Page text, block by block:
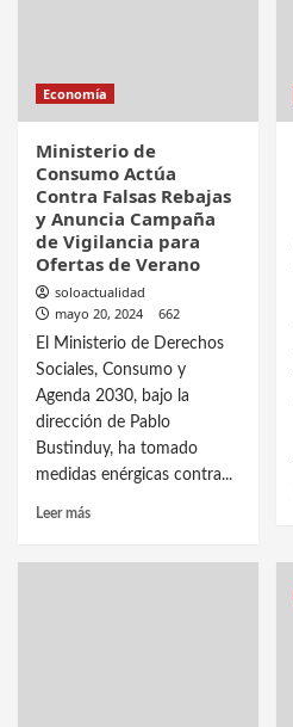
Economía
Ministerio de
Consumo Actúa
Contra Falsas Rebajas
y Anuncia Campaña
de Vigilancia para
Ofertas de Verano
soloactualidad
mayo 20, 2024
662
El Ministerio de Derechos
Sociales, Consumo y
Agenda 2030, bajo la
dirección de Pablo
Bustinduy, ha tomado
medidas enérgicas contra...
Leer más